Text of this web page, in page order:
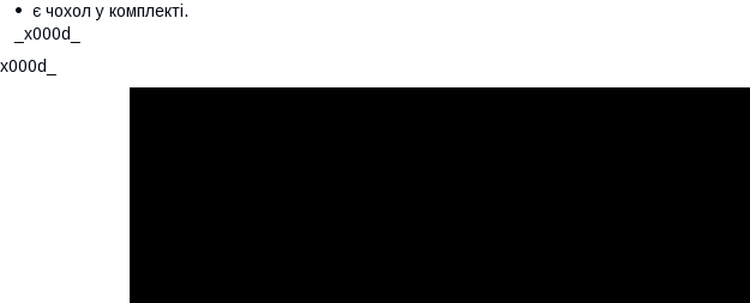
є чохол у комплекті.
_x000d_
_x000d_